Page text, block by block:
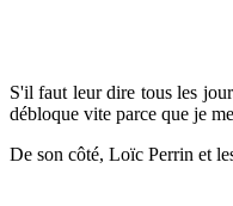
S'il faut leur dire tous les
débloque vite parce que je
De son côté, Loïc Perrin et